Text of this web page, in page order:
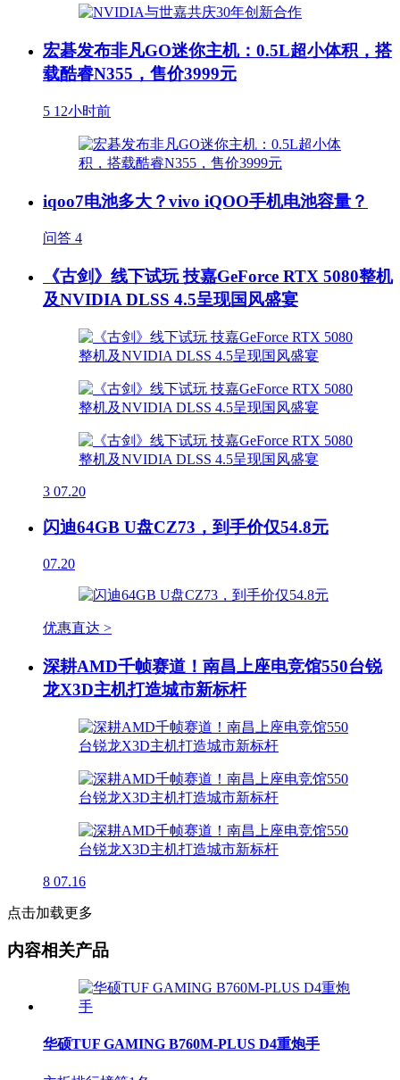
宏碁发布非凡GO迷你主机：0.5L超小体积，搭
载酷睿N355，售价3999元
5 12小时前
iqoo7电池多大？vivo iQOO手机电池容量？
问答 4
《古剑》线下试玩 技嘉GeForce RTX 5080整机
及NVIDIA DLSS 4.5呈现国风盛宴
3 07.20
闪迪64GB U盘CZ73，到手价仅54.8元
07.20
优惠直达 >
深耕AMD千帧赛道！南昌上座电竞馆550台锐
龙X3D主机打造城市新标杆
8 07.16
点击加载更多
内容相关产品
华硕TUF GAMING B760M-PLUS D4重炮手